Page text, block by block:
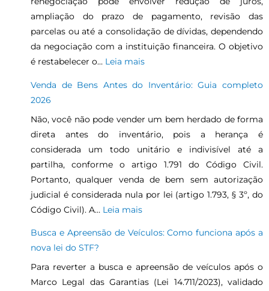
ampliação do prazo de pagamento, revisão das
parcelas ou até a consolidação de dívidas, dependendo
da negociação com a instituição financeira. O objetivo
é restabelecer o… Leia mais
Venda de Bens Antes do Inventário: Guia completo
2026
Não, você não pode vender um bem herdado de forma
direta antes do inventário, pois a herança é
considerada um todo unitário e indivisível até a
partilha, conforme o artigo 1.791 do Código Civil.
Portanto, qualquer venda de bem sem autorização
judicial é considerada nula por lei (artigo 1.793, § 3º, do
Código Civil). A… Leia mais
Busca e Apreensão de Veículos: Como funciona após a
nova lei do STF?
Para reverter a busca e apreensão de veículos após o
Marco Legal das Garantias (Lei 14.711/2023), validado